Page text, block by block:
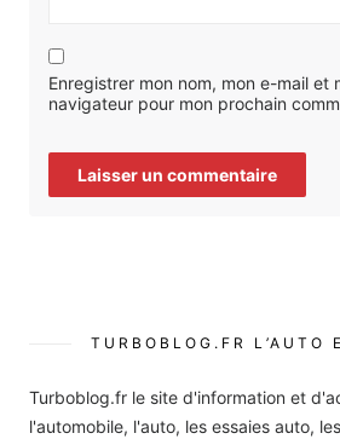
Enregistrer mon nom, mon e-mail et
navigateur pour mon prochain
TURBOBLOG.FR L’AUTO
Turboblog.fr le site d'information et
l'automobile, l'auto, les essaies auto,